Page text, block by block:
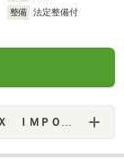
整備
法定整備付
ＯＲＴ 町田店